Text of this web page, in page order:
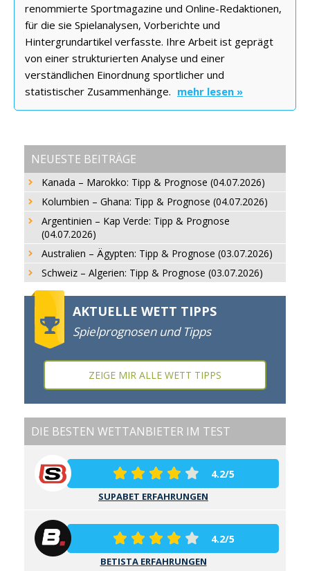
renommierte Sportmagazine und Online-Redaktionen,
für die sie Spielanalysen, Vorberichte und
Hintergrundartikel verfasste. Ihre Arbeit ist geprägt
von einer strukturierten Analyse und einer
verständlichen Einordnung sportlicher und
statistischer Zusammenhänge. mehr lesen »
NEUESTE BEITRÄGE
Kanada – Marokko: Tipp & Prognose (04.07.2026)
Kolumbien – Ghana: Tipp & Prognose (04.07.2026)
Argentinien – Kap Verde: Tipp & Prognose
(04.07.2026)
Australien – Ägypten: Tipp & Prognose (03.07.2026)
Schweiz – Algerien: Tipp & Prognose (03.07.2026)
AKTUELLE WETT TIPPS
Spielprognosen und Tipps
ZEIGE MIR ALLE WETT TIPPS
DIE BESTEN WETTANBIETER IM TEST
4.2/5
SUPABET ERFAHRUNGEN
4.2/5
BETISTA ERFAHRUNGEN